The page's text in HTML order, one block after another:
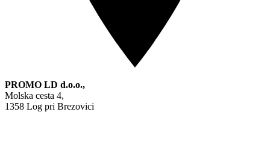
PROMO LD d.o.o.,
Molska cesta 4,
1358 Log pri Brezovici